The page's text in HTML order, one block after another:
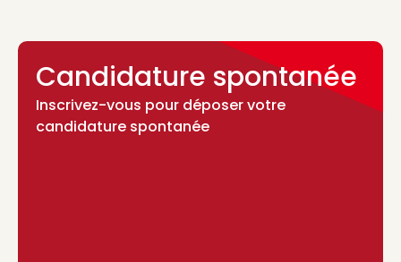
Candidature spontanée
Inscrivez-vous pour déposer votre
candidature spontanée